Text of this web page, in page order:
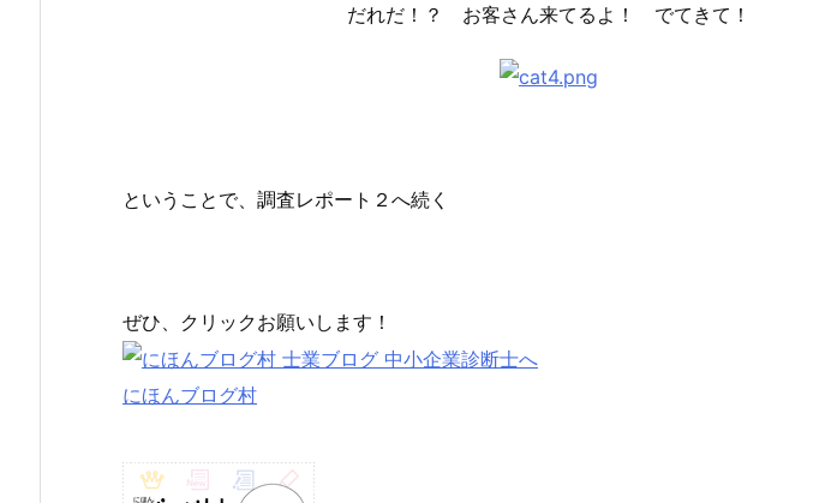
だれだ！？ お客さん来てるよ！ でてきて！
ということで、調査レポート２へ続く
ぜひ、クリックお願いします！
にほんブログ村